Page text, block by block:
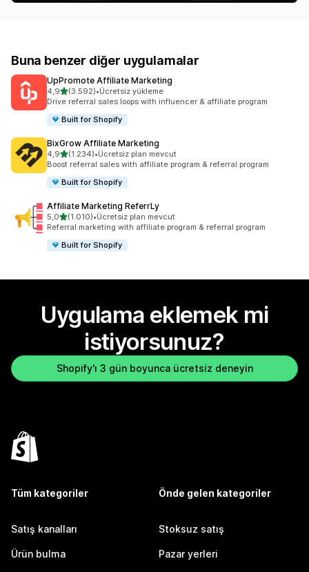
Buna benzer diğer uygulamalar
UpPromote Affiliate Marketing
4,95 yıldız üzerinden
(3.592)
toplam 3592 değerlendirme
•Ücretsiz yükleme
Drive referral sales loops with influencer & affiliate program
Built for Shopify
BixGrow Affiliate Marketing
4,95 yıldız üzerinden
(1.234)
toplam 1234 değerlendirme
•Ücretsiz plan mevcut
Boost referral sales with affiliate program & referral program
Built for Shopify
Affiliate Marketing ReferrLy
5,05 yıldız üzerinden
(1.010)
toplam 1010 değerlendirme
•Ücretsiz plan mevcut
Referral marketing with affiliate program & referral program
Built for Shopify
Uygulama eklemek mi
istiyorsunuz?
Shopify'ı 3 gün boyunca ücretsiz deneyin
Tüm kategoriler
Satış kanalları
Ürün bulma
Önde gelen kategoriler
Stoksuz satış
Pazar yerleri